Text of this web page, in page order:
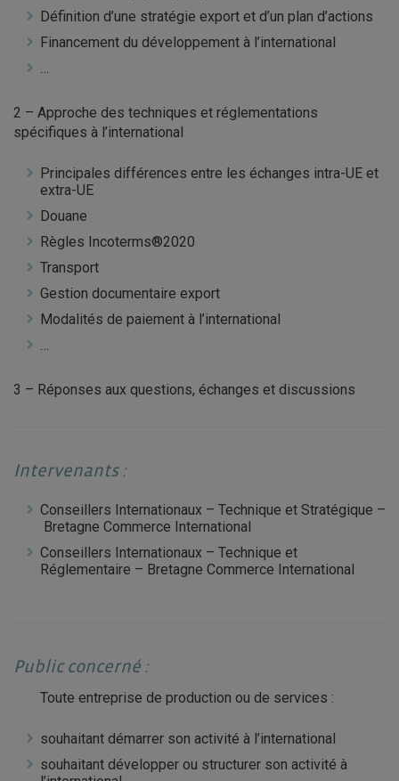
Définition d’une stratégie export et d’un plan d’actions
Financement du développement à l’international
…
2 – Approche des techniques et réglementations
spécifiques à l’international
Principales différences entre les échanges intra-UE et
extra-UE
Douane
Règles Incoterms®2020
Transport
Gestion documentaire export
Modalités de paiement à l’international
…
3 – Réponses aux questions, échanges et discussions
Intervenants :
Conseillers Internationaux – Technique et Stratégique –
Bretagne Commerce International
Conseillers Internationaux – Technique et
Réglementaire – Bretagne Commerce International
Public concerné :
Toute entreprise de production ou de services :
souhaitant démarrer son activité à l’international
souhaitant développer ou structurer son activité à